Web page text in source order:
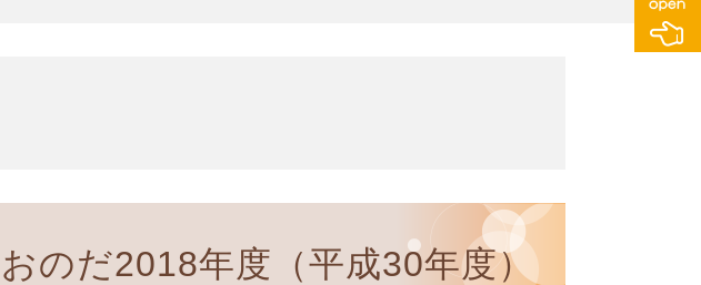
のだ2018年度（平成30年度）